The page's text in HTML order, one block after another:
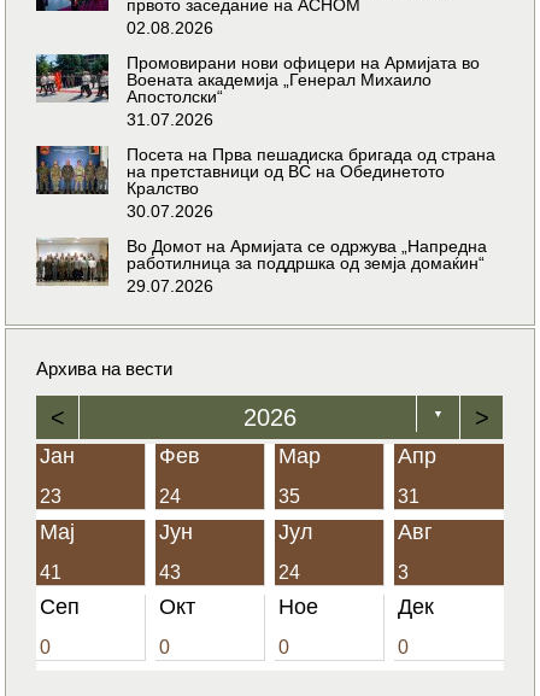
првото заседание на АСНОМ
02.08.2026
Промовирани нови офицери на Армијата во
Воената академија „Генерал Михаило
Апостолски“
31.07.2026
Посета на Прва пешадиска бригада од страна
на претставници од ВС на Обединетото
Кралство
30.07.2026
Во Домот на Армијата се одржува „Напредна
работилница за поддршка од земја домаќин“
29.07.2026
Архива на вести
< 2026 ▼ >
Јан
23
Фев
24
Мар
35
Апр
31
Мај
41
Јун
43
Јул
24
Авг
3
Сеп
0
Окт
0
Ное
0
Дек
0